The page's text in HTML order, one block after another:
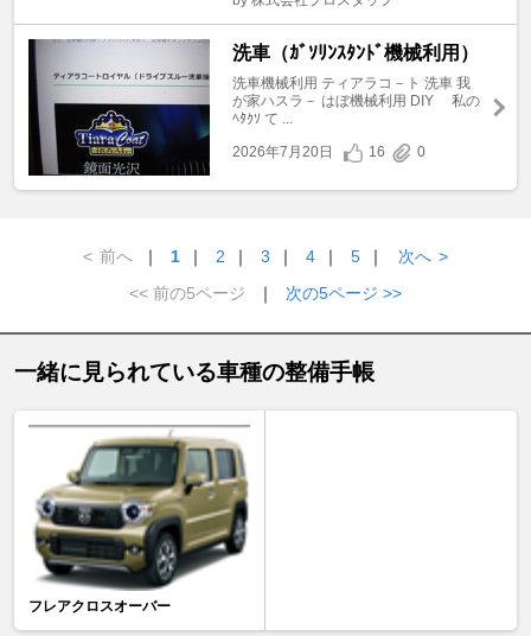
洗車（ｶﾞｿﾘﾝｽﾀﾝﾄﾞ機械利用）
洗車機械利用 ティアラコ－ト 洗車 我
が家ハスラ－ はぼ機械利用 DIY 私の
ﾍﾀｸｿ て ...
2026年7月20日
16 0
< 前へ ｜ 1 ｜ 2 ｜ 3 ｜ 4 ｜ 5 ｜ 次へ >
<< 前の5ページ
｜ 次の5ページ >>
一緒に見られている車種の整備手帳
フレアクロスオーバー